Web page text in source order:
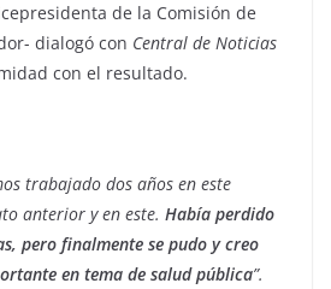
de la Comisión de
dialogó con Central de Noticias
con el resultado.
trabajado dos años en este
anterior y en este. Había perdido
pero finalmente se pudo y creo
en tema de salud pública”.